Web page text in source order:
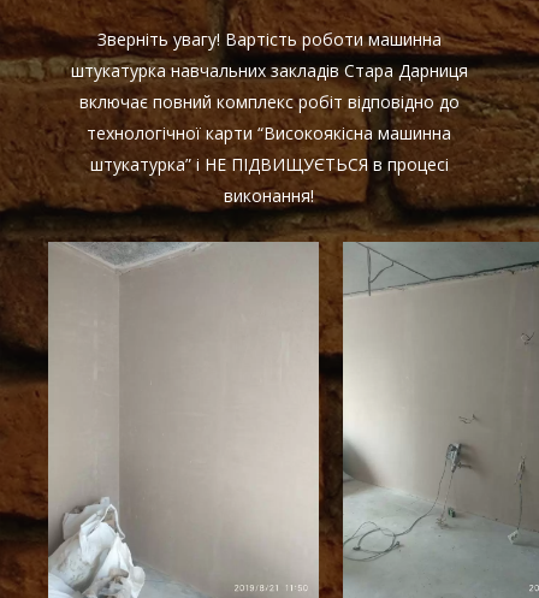
Зверніть увагу! Вартість роботи машинна
штукатурка навчальних закладів Стара Дарниця
включає повний комплекс робіт відповідно до
технологічної карти “Високоякісна машинна
штукатурка” і НЕ ПІДВИЩУЄТЬСЯ в процесі
виконання!